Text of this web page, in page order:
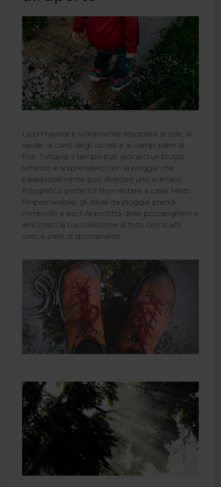
La primavera è solitamente associata al sole, al
verde, ai canti degli uccelli e ai campi pieni di
fiori. Tuttavia, il tempo può giocarci un brutto
scherzo e sorprenderci con la pioggia che
paradossalmente può divetare uno scenario
fotografico perfetto! Non restare a casa! Metti
l'impermeabile, gli stivali da pioggia, prendi
l'ombrello e esci! Approfitta delle pozzanghere e
arricchisci la tua collezione di foto con scatti
unici e pieni di spontaneità!